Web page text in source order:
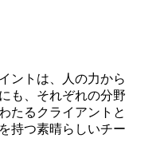
ントは、人の力から
も、それぞれの分野
たるクライアントと
持つ素晴らしいチー